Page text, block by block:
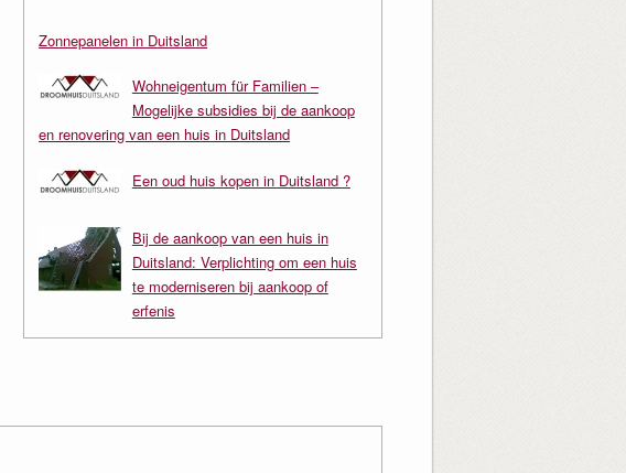
Zonnepanelen in Duitsland
Wohneigentum für Familien –
Mogelijke subsidies bij de aankoop
en renovering van een huis in Duitsland
Een oud huis kopen in Duitsland ?
Bij de aankoop van een huis in
Duitsland: Verplichting om een huis
te moderniseren bij aankoop of
erfenis